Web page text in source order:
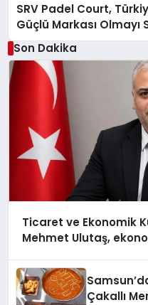
SRV Padel Court,
Güçlü Markası Olmayı
Son Dakika
Ticaret ve Ekonomik
Mehmet Ulutaş,
Çakallı